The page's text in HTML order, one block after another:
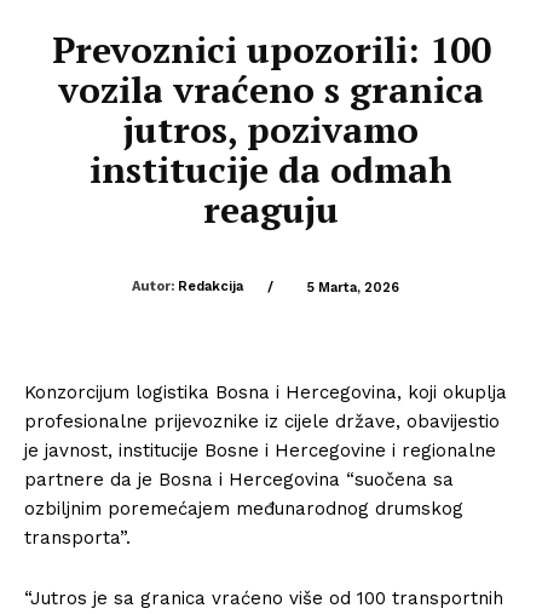
Prevoznici upozorili: 100
vozila vraćeno s granica
jutros, pozivamo
institucije da odmah
reaguju
Autor: Redakcija / 5 Marta, 2026
Konzorcijum logistika Bosna i Hercegovina, koji okuplja
profesionalne prijevoznike iz cijele države, obavijestio
je javnost, institucije Bosne i Hercegovine i regionalne
partnere da je Bosna i Hercegovina “suočena sa
ozbiljnim poremećajem međunarodnog drumskog
transporta”.
“Jutros je sa granica vraćeno više od 100 transportnih